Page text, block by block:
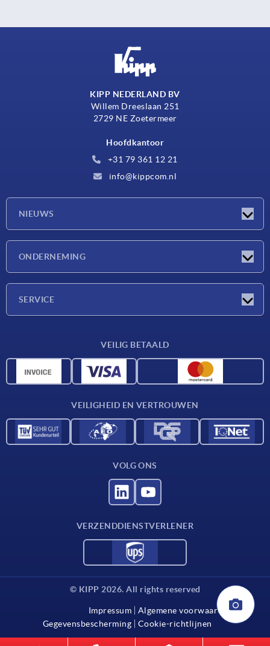
KIPP NEDERLAND BV
Willem Dreeslaan 251
2729 NE Zoetermeer
Hoofdkantoor
+31 79 361 12 21
info@kippcom.nl
NIEUWS
ONDERNEMING
SERVICE
CAD-gegevens
VEILIG BETAALD
VEILIGHEID EN VERTROUWEN
VOLG ONS
VERZENDDIENSTVERLENER
© KIPP 2026. All rights reserved
Impressum
Algemene voorwaarden
Gegevensbescherming
Cookie-richtlijnen